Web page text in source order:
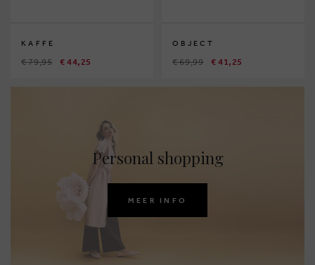
KAFFE
€ 79,95 € 44,25
OBJECT
€ 69,99 € 41,25
Personal shopping
MEER INFO